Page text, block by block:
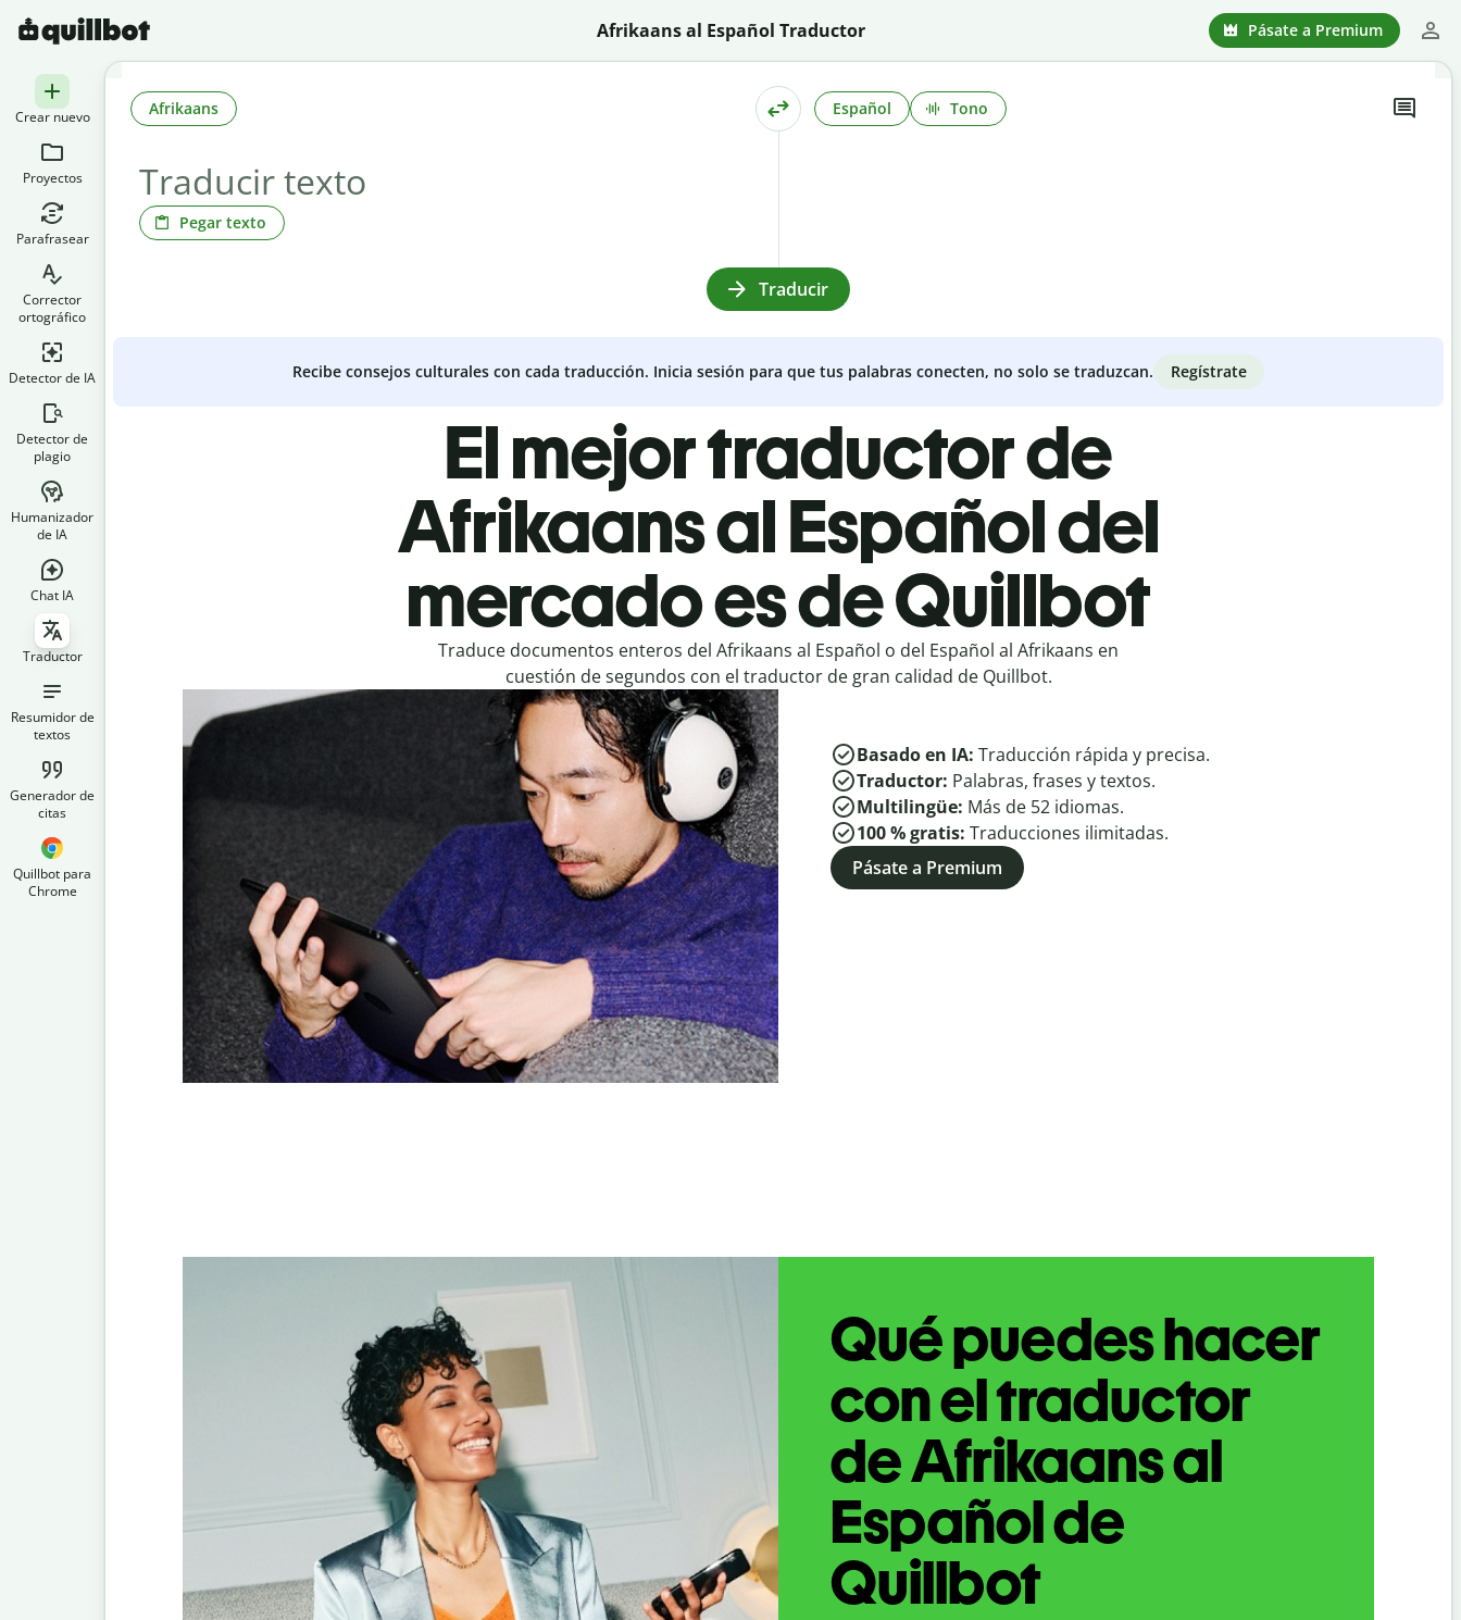
Afrikaans al Español Traductor Pásate a Premium
Crear nuevo
Proyectos
Parafrasear
Corrector
ortográfico
Detector de IA
Detector de
plagio
Humanizador
de IA
Chat IA
Traductor
Resumidor de
textos
Generador de
citas
Quillbot para
Chrome
Pegar texto
Afrikaans Español Tono
Traducir
Recibe consejos culturales con cada traducción. Inicia sesión para que tus palabras conecten, no solo se traduzcan. Regístrate
El mejor traductor de
Afrikaans al Español del
mercado es de Quillbot
Traduce documentos enteros del Afrikaans al Español o del Español al Afrikaans en
cuestión de segundos con el traductor de gran calidad de Quillbot.
Basado en IA: Traducción rápida y precisa.
Traductor: Palabras, frases y textos.
Multilingüe: Más de 52 idiomas.
100 % gratis: Traducciones ilimitadas.
Pásate a Premium
Qué puedes hacer
con el traductor
de Afrikaans al
Español de
Quillbot